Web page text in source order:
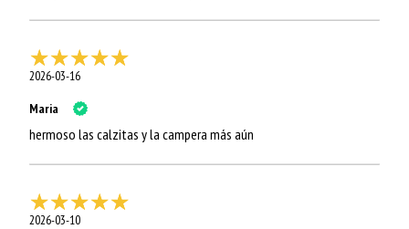
2026-03-16
Maria
hermoso las calzitas y la campera más aún
2026-03-10